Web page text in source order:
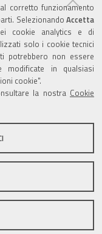
corretto funzionamento
Selezionando Accetta
cookie analytics e di
solo i cookie tecnici
potrebbero non essere
modificate in qualsiasi
cookie".
la nostra Cookie
sito
Predosa